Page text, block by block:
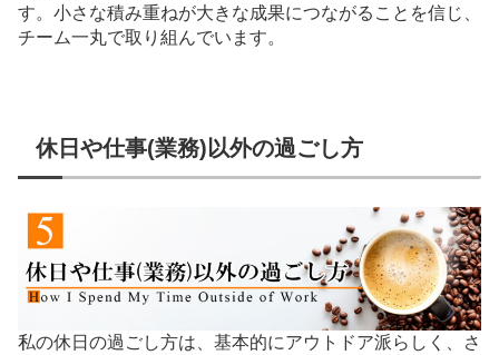
す。小さな積み重ねが大きな成果につながることを信じ、
チーム一丸で取り組んでいます。
休日や仕事(業務)以外の過ごし方
私の休日の過ごし方は、基本的にアウトドア派らしく、さ